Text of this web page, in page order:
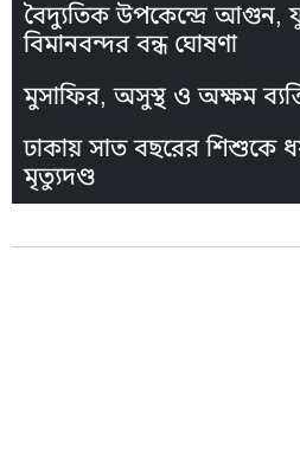
বৈদ্যুতিক উপকেন্দ্রে আগুন,
বিমানবন্দর বন্ধ ঘোষণা
মুসাফির, অসুস্থ ও অক্ষম
ঢাকায় সাত বছরের শিশুকে
মৃত্যুদণ্ড